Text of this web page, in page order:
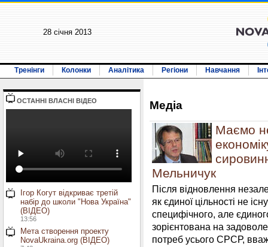
28 січня 2013
Тренінги Колонки Аналітика Регіони Навчання
ОСТАННI ВЛАСНI ВIДЕО
Ігор Когут відкриває третій
набір до школи "Нова Україна"
(ВІДЕО)
13:56
Мета створення проекту
NovaUkraina.org (ВІДЕО)
Медiа
Маємо
Мельничук
Після відновлення
як єдиної цільності не
специфічного, але
зорієнтована на
потреб усього СРСР,